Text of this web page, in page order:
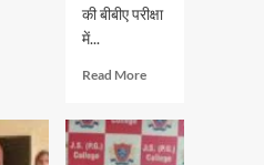
प्रशिक्षण
शिविर
की बीबीए परीक्षा
में...
Read MoreRead
एचपी
इंस्टीट्यूट